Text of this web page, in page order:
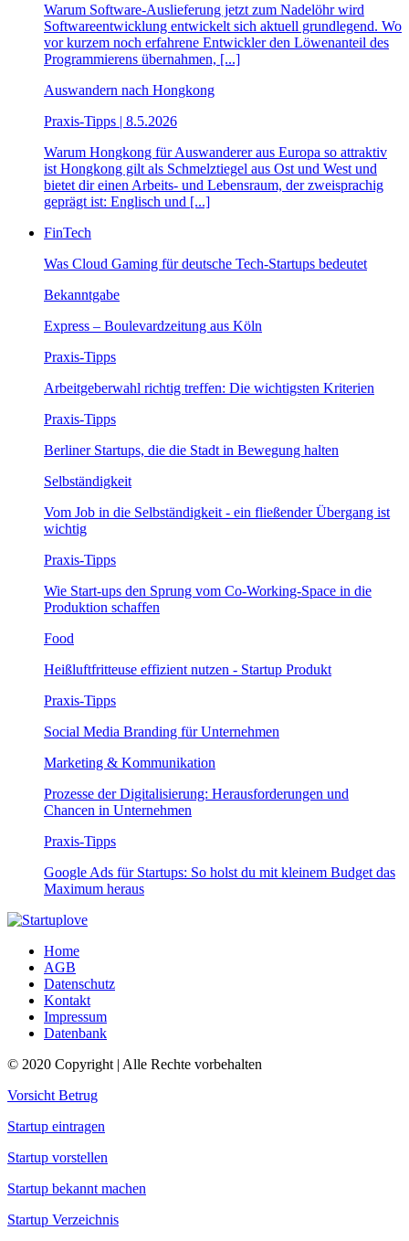
Warum Software-Auslieferung jetzt zum Nadelöhr wird
Softwareentwicklung entwickelt sich aktuell grundlegend. Wo
vor kurzem noch erfahrene Entwickler den Löwenanteil des
Programmierens übernahmen, [...]
Auswandern nach Hongkong
Praxis-Tipps | 8.5.2026
Warum Hongkong für Auswanderer aus Europa so attraktiv
ist Hongkong gilt als Schmelztiegel aus Ost und West und
bietet dir einen Arbeits- und Lebensraum, der zweisprachig
geprägt ist: Englisch und [...]
FinTech
Was Cloud Gaming für deutsche Tech-Startups bedeutet
Bekanntgabe
Express – Boulevardzeitung aus Köln
Praxis-Tipps
Arbeitgeberwahl richtig treffen: Die wichtigsten Kriterien
Praxis-Tipps
Berliner Startups, die die Stadt in Bewegung halten
Selbständigkeit
Vom Job in die Selbständigkeit - ein fließender Übergang ist
wichtig
Praxis-Tipps
Wie Start-ups den Sprung vom Co-Working-Space in die
Produktion schaffen
Food
Heißluftfritteuse effizient nutzen - Startup Produkt
Praxis-Tipps
Social Media Branding für Unternehmen
Marketing & Kommunikation
Prozesse der Digitalisierung: Herausforderungen und
Chancen in Unternehmen
Praxis-Tipps
Google Ads für Startups: So holst du mit kleinem Budget das
Maximum heraus
Home
AGB
Datenschutz
Kontakt
Impressum
Datenbank
© 2020 Copyright | Alle Rechte vorbehalten
Vorsicht Betrug
Startup eintragen
Startup vorstellen
Startup bekannt machen
Startup Verzeichnis